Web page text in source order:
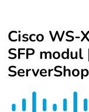
Cisco WS-
SFP modul
ServerShop